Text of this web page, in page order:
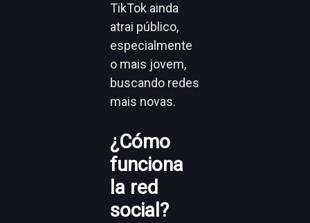
TikTok ainda
atrai público,
especialmente
o mais jovem,
buscando redes
mais novas.
¿Cómo
funciona
la red
social?